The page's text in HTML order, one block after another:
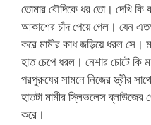
তোমার বৌদিকে ধর তো। দেখি
আকাশের চাঁদ পেয়ে গেল। যেন
করে মামীর কাধ জড়িয়ে ধরল সে।
হাত চেপে ধরল। নেশার চোটে কি
পরপুরুষের সামনে নিজের স্ত্রীর
হাতটা মামীর স্লিভলেস ব্লাউজের
করে।